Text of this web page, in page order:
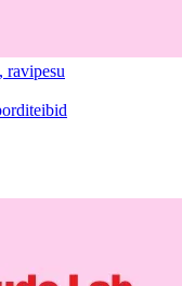
ravipesu